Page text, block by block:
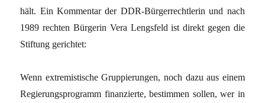
hält. Ein Kommentar der DDR-Bürgerrechtlerin und nach
1989 rechten Bürgerin Vera Lengsfeld ist direkt gegen die
Stiftung gerichtet:
Wenn extremistische Gruppierungen, noch dazu aus einem
Regierungsprogramm finanzierte, bestimmen sollen, wer in